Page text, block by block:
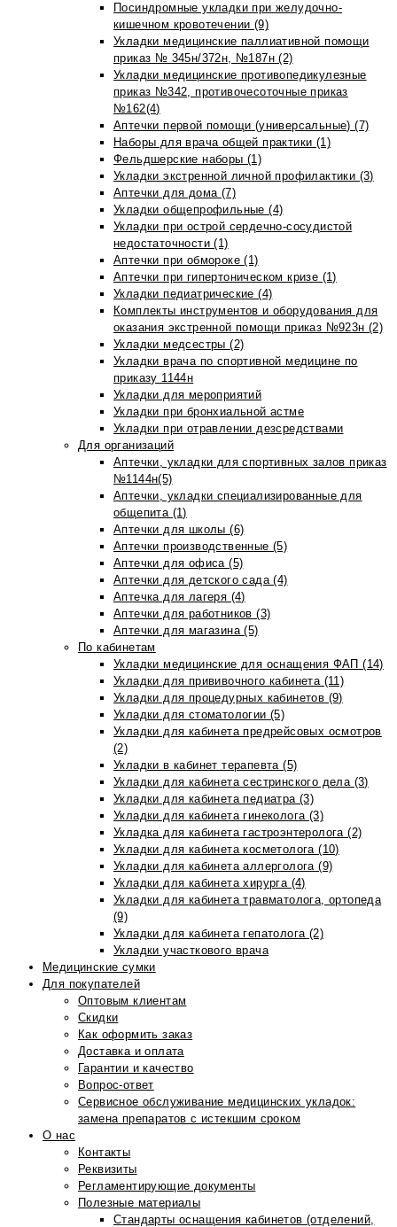
Посиндромные укладки при желудочно-
кишечном кровотечении (9)
Укладки медицинские паллиативной помощи
приказ № 345н/372н, №187н (2)
Укладки медицинские противопедикулезные
приказ №342, противочесоточные приказ
№162(4)
Аптечки первой помощи (универсальные) (7)
Наборы для врача общей практики (1)
Фельдшерские наборы (1)
Укладки экстренной личной профилактики (3)
Аптечки для дома (7)
Укладки общепрофильные (4)
Укладки при острой сердечно-сосудистой
недостаточности (1)
Аптечки при обмороке (1)
Аптечки при гипертоническом кризе (1)
Укладки педиатрические (4)
Комплекты инструментов и оборудования для
оказания экстренной помощи приказ №923н (2)
Укладки медсестры (2)
Укладки врача по спортивной медицине по
приказу 1144н
Укладки для мероприятий
Укладки при бронхиальной астме
Укладки при отравлении дезсредствами
Для организаций
Аптечки, укладки для спортивных залов приказ
№1144н(5)
Аптечки, укладки специализированные для
общепита (1)
Аптечки для школы (6)
Аптечки производственные (5)
Аптечки для офиса (5)
Аптечки для детского сада (4)
Аптечка для лагеря (4)
Аптечки для работников (3)
Аптечки для магазина (5)
По кабинетам
Укладки медицинские для оснащения ФАП (14)
Укладки для прививочного кабинета (11)
Укладки для процедурных кабинетов (9)
Укладки для стоматологии (5)
Укладки для кабинета предрейсовых осмотров
(2)
Укладки в кабинет терапевта (5)
Укладки для кабинета сестринского дела (3)
Укладки для кабинета педиатра (3)
Укладки для кабинета гинеколога (3)
Укладка для кабинета гастроэнтеролога (2)
Укладки для кабинета косметолога (10)
Укладки для кабинета аллерголога (9)
Укладки для кабинета хирурга (4)
Укладки для кабинета травматолога, ортопеда
(9)
Укладки для кабинета гепатолога (2)
Укладки участкового врача
Медицинские сумки
Для покупателей
Оптовым клиентам
Скидки
Как оформить заказ
Доставка и оплата
Гарантии и качество
Вопрос-ответ
Сервисное обслуживание медицинских укладок:
замена препаратов с истекшим сроком
О нас
Контакты
Реквизиты
Регламентирующие документы
Полезные материалы
Стандарты оснащения кабинетов (отделений,